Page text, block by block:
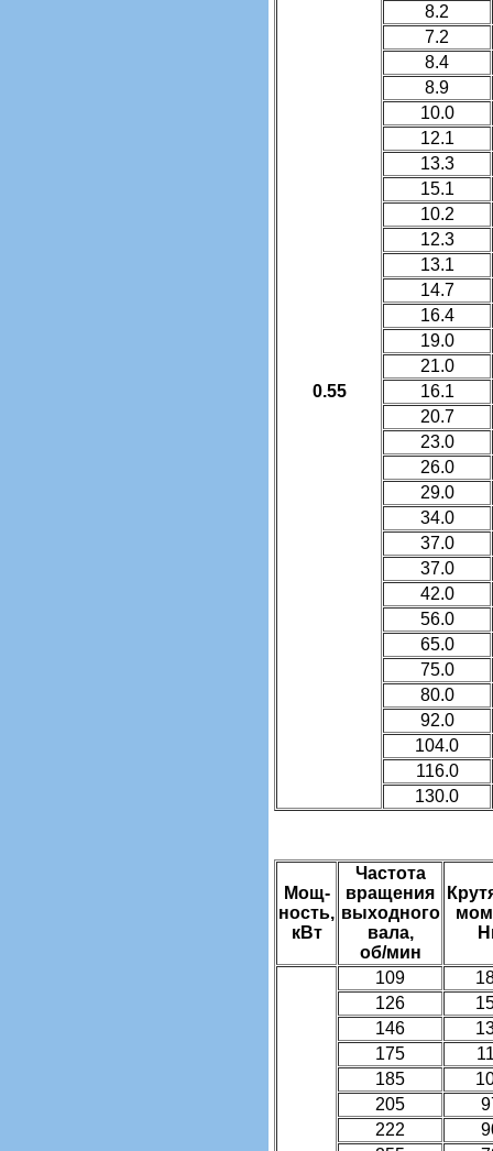
0.55
8.2
7.2
8.4
8.9
10.0
12.1
13.3
15.1
10.2
12.3
13.1
14.7
16.4
19.0
21.0
16.1
20.7
23.0
26.0
29.0
34.0
37.0
37.0
42.0
56.0
65.0
75.0
80.0
92.0
104.0
116.0
130.0
Мощ-
ность,
кВт
Частота
вращения
выходного
вала,
об/мин
109
126
146
175
185
205
222